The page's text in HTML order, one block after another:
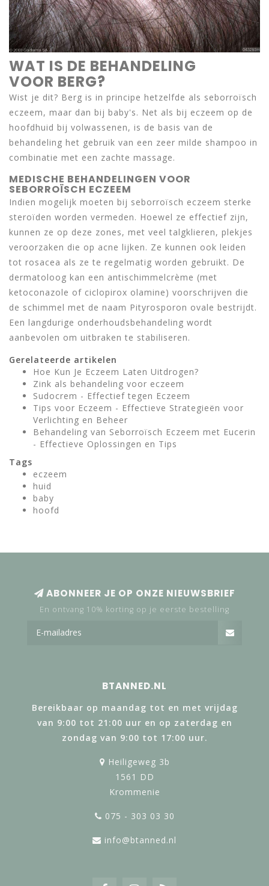
WAT IS DE BEHANDELING
VOOR BERG?
Wist je dit? Berg is in principe hetzelfde als seborroïsch
eczeem, maar dan bij baby's. Net als bij eczeem op de
hoofdhuid bij volwassenen, is de basis van de
behandeling het gebruik van een zeer milde shampoo in
combinatie met een zachte massage.
MEDISCHE BEHANDELINGEN VOOR
SEBORROÏSCH ECZEEM
Indien mogelijk moeten bij seborroïsch eczeem sterke
steroïden worden vermeden. Hoewel ze effectief zijn,
kunnen ze op deze zones, met veel talgklieren, plekjes
veroorzaken die op acne lijken. Ze kunnen ook leiden
tot rosacea als ze te regelmatig worden gebruikt. De
dermatoloog kan een antischimmelcrème (met
ketoconazole of ciclopirox olamine) voorschrijven die
de schimmel met de naam Pityrosporon ovale bestrijdt.
Een langdurige onderhoudsbehandeling wordt
aanbevolen om uitbraken te stabiliseren.
Gerelateerde artikelen
Hoe Kun Je Eczeem Laten Uitdrogen?
Zink als behandeling voor eczeem
Sudocrem - Effectief tegen Eczeem
Tips voor Eczeem - Effectieve Strategieën voor
Verlichting en Beheer
Behandeling van Seborroïsch Eczeem met Eucerin
- Effectieve Oplossingen en Tips
Tags
eczeem
huid
baby
hoofd
ABONNEER JE OP ONZE NIEUWSBRIEF
En ontvang 10% korting op je eerste bestelling
BTANNED.NL
Bereikbaar op maandag tot en met vrijdag
van 9:00 tot 21:00 uur en op zaterdag en
zondag van 9:00 tot 17:00 uur.
Heiligeweg 3b
1561 DD
Krommenie
075 - 303 03 30
info@btanned.nl